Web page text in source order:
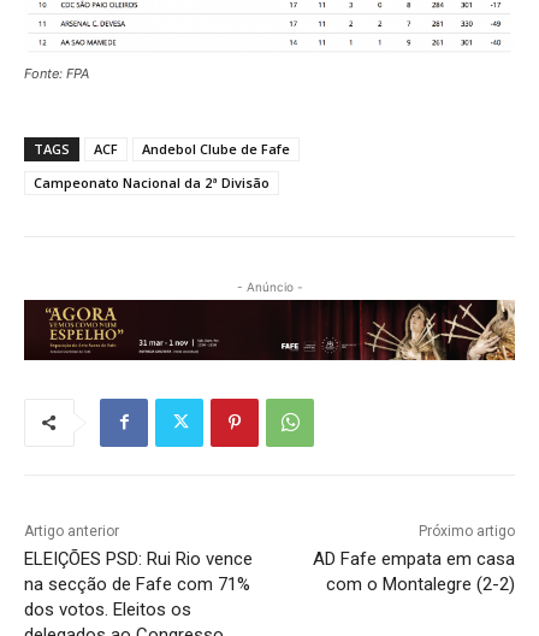
Fonte: FPA
TAGS ACF
Andebol Clube de Fafe
Campeonato Nacional da 2ª Divisão
- Anúncio -
Artigo anterior
ELEIÇÕES PSD: Rui Rio vence
na secção de Fafe com 71%
dos votos. Eleitos os
Próximo artigo
AD Fafe empata em casa
com o Montalegre (2-2)